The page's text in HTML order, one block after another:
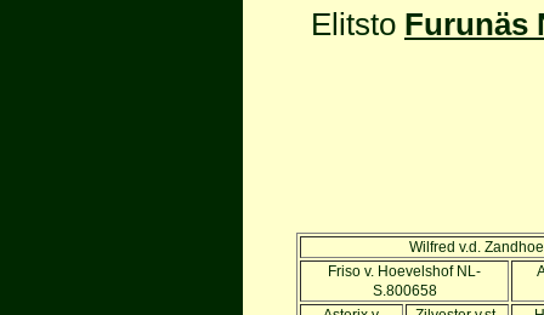
Elitsto Furunäs
Wilfred v.d.
Friso v. Hoevelshof NL-
S.800658